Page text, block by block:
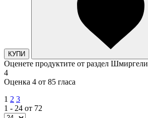
КУПИ
Оценете продуктите от раздел Шмиргели
4
Оценка 4 от 85 гласа
1 2 3
1 - 24 от 72